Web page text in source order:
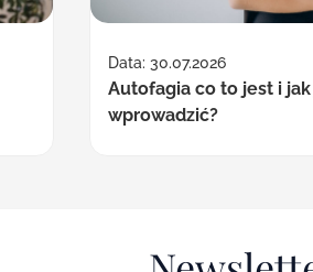
Data: 30.07.2026
Autofagia co to jest i
wprowadzić?